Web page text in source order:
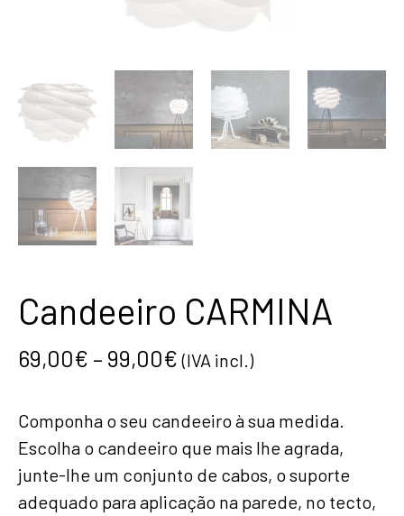
Candeeiro CARMINA
69,00€ – 99,00€ (IVA incl.)
Componha o seu candeeiro à sua medida.
Escolha o candeeiro que mais lhe agrada,
junte-lhe um conjunto de cabos, o suporte
adequado para aplicação na parede, no tecto,